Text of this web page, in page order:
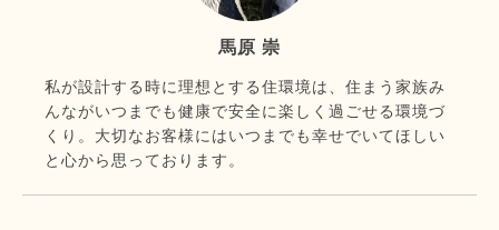
馬原 崇
私が設計する時に理想とする住環境は、住まう家族み
んながいつまでも健康で安全に楽しく過ごせる環境づ
くり。大切なお客様にはいつまでも幸せでいてほしい
と心から思っております。